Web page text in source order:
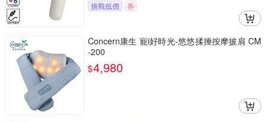
挑戰低價 券
Concern康生 寵i好時光-悠悠揉捶按摩披肩 CM
-200
$4,980